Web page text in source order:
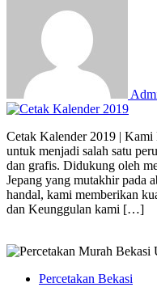
Cetak Kalender 2019 |
untuk menjadi salah satu
dan grafis. Didukung oleh
Jepang yang mutakhir pada
handal, kami memberikan
dan Keunggulan kami […]
Percetakan Bekasi